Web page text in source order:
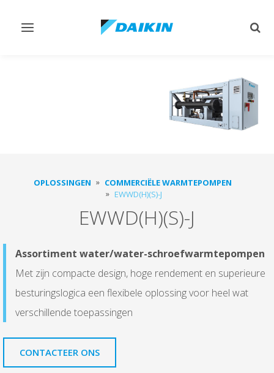
Navigatie
OPLOSSINGEN
COMMERCIËLE WARMTEPOMPEN
EWWD(H)(S)-J
EWWD(H)(S)-J
Assortiment water/water-schroefwarmtepompen
Met zijn compacte design, hoge rendement en superieure
besturingslogica een flexibele oplossing voor heel wat
verschillende toepassingen
CONTACTEER ONS